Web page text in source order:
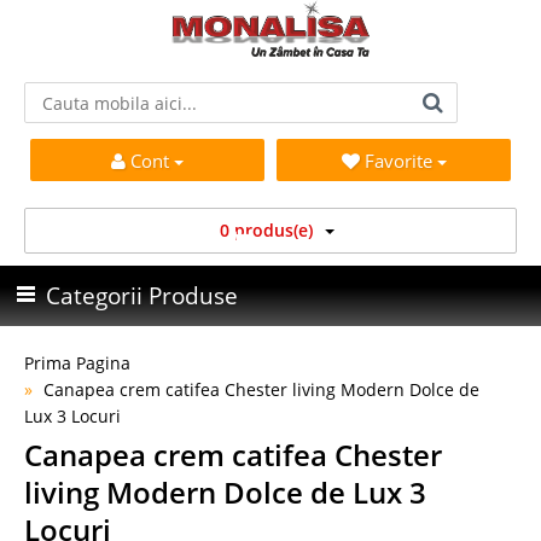
Cont Favorite
0 produs(e)
Categorii Produse
Prima Pagina
Canapea crem catifea Chester living Modern Dolce de
Lux 3 Locuri
Canapea crem catifea Chester
living Modern Dolce de Lux 3
Locuri